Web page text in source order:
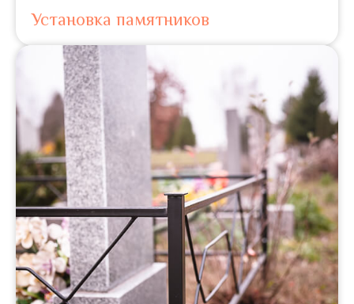
Установка памятников